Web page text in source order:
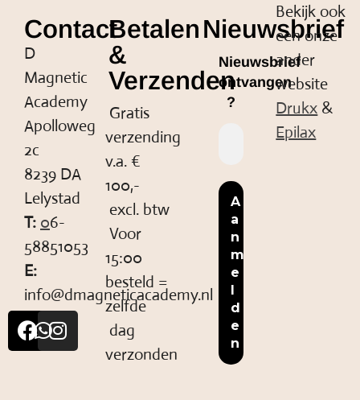
Contact
D
Magnetic
Academy
Apolloweg
2c
8239 DA
Lelystad
T: 06-
58851053
E:
info@dmagneticacademy.nl
Betalen
&
Verzenden
Gratis
verzending
v.a. €
100,-
excl. btw
Voor
15:00
besteld =
zelfde
dag
verzonden
Nieuwsbrief
Nieuwsbrief
ontvangen
?
Bekijk ook
een onze
ander
website
Drukx &
Epilax